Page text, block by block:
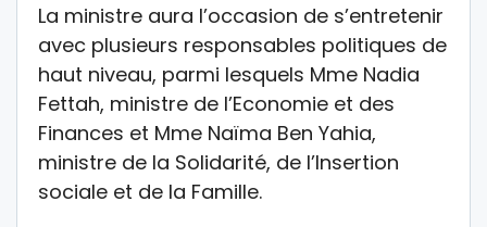
La ministre aura l’occasion de s’entretenir
avec plusieurs responsables politiques de
haut niveau, parmi lesquels Mme Nadia
Fettah, ministre de l’Economie et des
Finances et Mme Naïma Ben Yahia,
ministre de la Solidarité, de l’Insertion
sociale et de la Famille.